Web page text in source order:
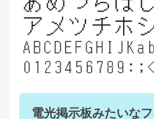
電光掲示板みたいな